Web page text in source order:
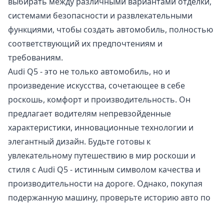
системами безопасности и развлекательными
функциями, чтобы создать автомобиль, полностью
соответствующий их предпочтениям и
требованиям.
Audi Q5 - это не только автомобиль, но и
произведение искусства, сочетающее в себе
роскошь, комфорт и производительность. Он
предлагает водителям непревзойденные
характеристики, инновационные технологии и
элегантный дизайн. Будьте готовы к
увлекательному путешествию в мир роскоши и
стиля с Audi Q5 - истинным символом качества и
производительности на дороге. Однако, покупая
подержанную машину, проверьте историю авто по